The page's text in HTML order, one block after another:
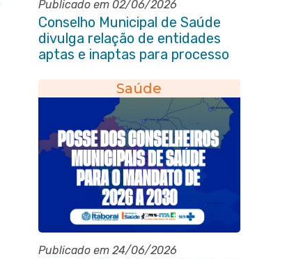
Publicado em 02/06/2026
Conselho Municipal de Saúde
divulga relação de entidades
aptas e inaptas para processo
2030
Saúde
Publicado em 24/06/2026